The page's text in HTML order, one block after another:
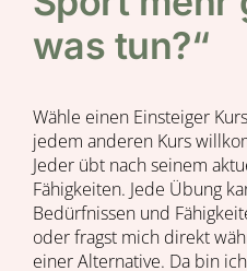
was tun?“
Wähle einen Einsteiger
jedem anderen Kurs
Jeder übt nach seinem
Fähigkeiten. Jede Übung
Bedürfnissen und
oder fragst mich direkt
einer Alternative. Da bin